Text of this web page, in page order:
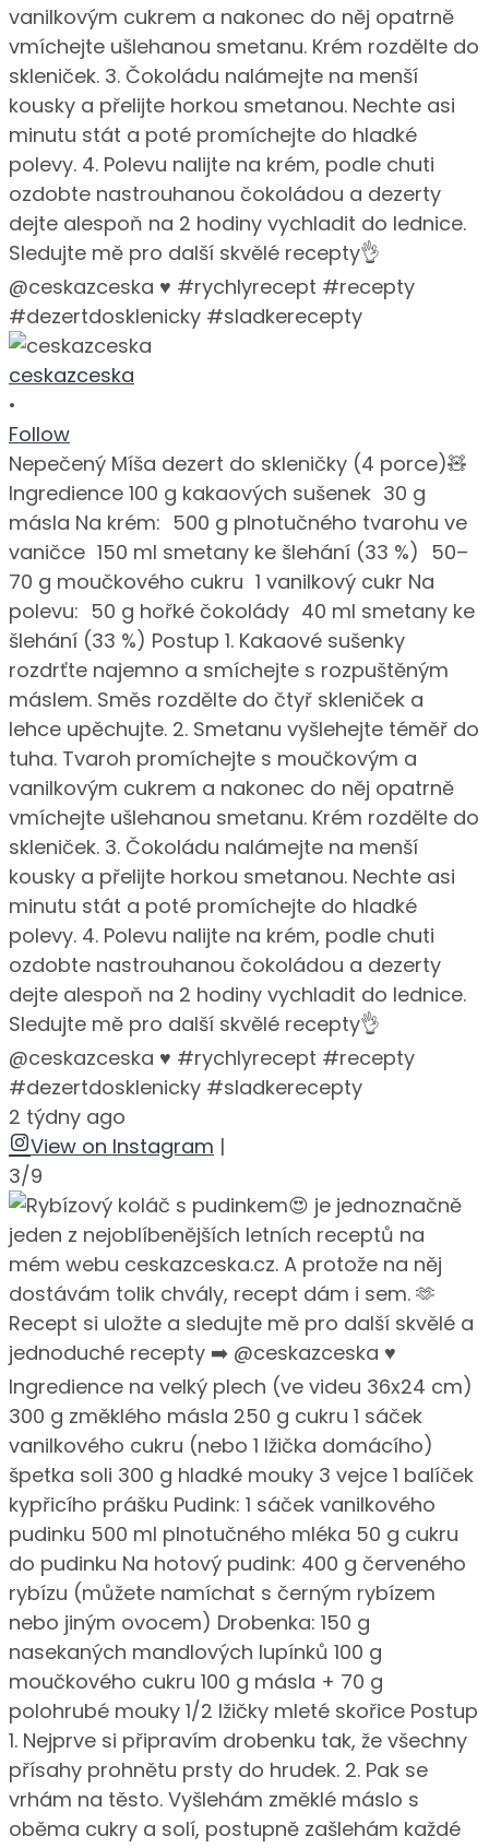
ceskazceska
•
Follow
Nepečený Míša dezert do skleničky (4 porce)🧸
Ingredience 100 g kakaových sušenek 30 g
másla Na krém: 500 g plnotučného tvarohu ve
vaničce 150 ml smetany ke šlehání (33 %) 50–
70 g moučkového cukru 1 vanilkový cukr Na
polevu: 50 g hořké čokolády 40 ml smetany ke
šlehání (33 %) Postup 1. Kakaové sušenky
rozdrťte najemno a smíchejte s rozpuštěným
máslem. Směs rozdělte do čtyř skleniček a
lehce upěchujte. 2. Smetanu vyšlehejte téměř do
tuha. Tvaroh promíchejte s moučkovým a
vanilkovým cukrem a nakonec do něj opatrně
vmíchejte ušlehanou smetanu. Krém rozdělte do
skleniček. 3. Čokoládu nalámejte na menší
kousky a přelijte horkou smetanou. Nechte asi
minutu stát a poté promíchejte do hladké
polevy. 4. Polevu nalijte na krém, podle chuti
ozdobte nastrouhanou čokoládou a dezerty
dejte alespoň na 2 hodiny vychladit do lednice.
Sledujte mě pro další skvělé recepty👌
@ceskazceska ♥️ #rychlyrecept #recepty
#dezertdosklenicky #sladkerecepty
2 týdny ago
View on Instagram |
3/9